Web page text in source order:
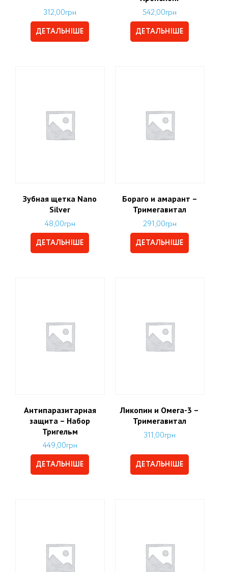
312,00грн
ДЕТАЛЬНІШЕ
542,00грн
ДЕТАЛЬНІШЕ
Зубная щетка Nano
Silver
48,00грн
ДЕТАЛЬНІШЕ
Бораго и амарант –
Тримегавитал
291,00грн
ДЕТАЛЬНІШЕ
Антипаразитарная
защита – Набор
Тригельм
449,00грн
ДЕТАЛЬНІШЕ
Ликопин и Омега-3 –
Тримегавитал
311,00грн
ДЕТАЛЬНІШЕ